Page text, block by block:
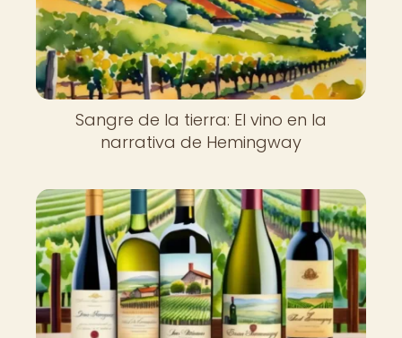
Sangre de la tierra: El vino en la
narrativa de Hemingway